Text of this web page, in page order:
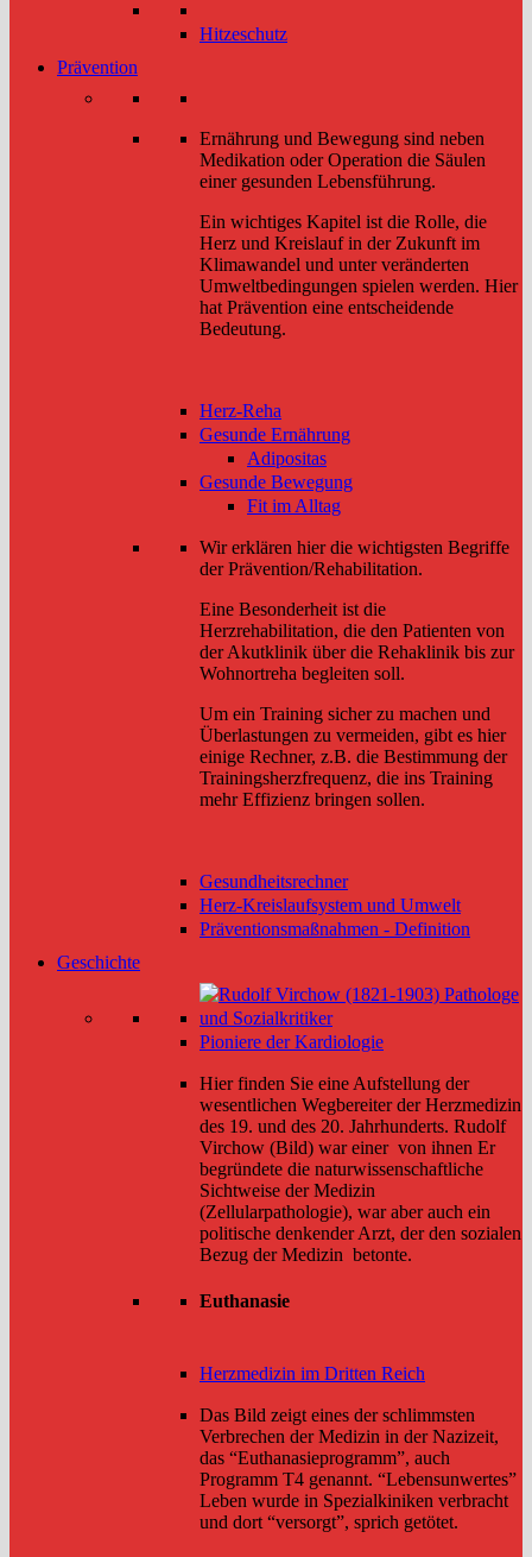
Hitzeschutz
Prävention
Ernährung und Bewegung sind neben
Medikation oder Operation die Säulen
einer gesunden Lebensführung.
Ein wichtiges Kapitel ist die Rolle, die
Herz und Kreislauf in der Zukunft im
Klimawandel und unter veränderten
Umweltbedingungen spielen werden. Hier
hat Prävention eine entscheidende
Bedeutung.
Herz-Reha
Gesunde Ernährung
Adipositas
Gesunde Bewegung
Fit im Alltag
Wir erklären hier die wichtigsten Begriffe
der Prävention/Rehabilitation.
Eine Besonderheit ist die
Herzrehabilitation, die den Patienten von
der Akutklinik über die Rehaklinik bis zur
Wohnortreha begleiten soll.
Um ein Training sicher zu machen und
Überlastungen zu vermeiden, gibt es hier
einige Rechner, z.B. die Bestimmung der
Trainingsherzfrequenz, die ins Training
mehr Effizienz bringen sollen.
Gesundheitsrechner
Herz-Kreislaufsystem und Umwelt
Präventionsmaßnahmen - Definition
Geschichte
Pioniere der Kardiologie
Hier finden Sie eine Aufstellung der
wesentlichen Wegbereiter der Herzmedizin
des 19. und des 20. Jahrhunderts. Rudolf
Virchow (Bild) war einer von ihnen Er
begründete die naturwissenschaftliche
Sichtweise der Medizin
(Zellularpathologie), war aber auch ein
politische denkender Arzt, der den sozialen
Bezug der Medizin betonte.
Euthanasie
Herzmedizin im Dritten Reich
Das Bild zeigt eines der schlimmsten
Verbrechen der Medizin in der Nazizeit,
das “Euthanasieprogramm”, auch
Programm T4 genannt. “Lebensunwertes”
Leben wurde in Spezialkiniken verbracht
und dort “versorgt”, sprich getötet.